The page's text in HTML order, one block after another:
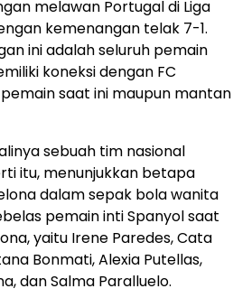
melawan Portugal di Liga
kemenangan telak 7-1.
ini adalah seluruh pemain
koneksi dengan FC
saat ini maupun mantan
sebuah tim nasional
itu, menunjukkan betapa
dalam sepak bola wanita
pemain inti Spanyol saat
yaitu Irene Paredes, Cata
Bonmati, Alexia Putellas,
dan Salma Paralluelo.